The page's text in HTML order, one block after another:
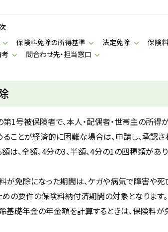
保険料免除の所得基準 法定免除 保険料
考
問合わせ先・担当窓口
1号被保険者で、本人・配偶者・世帯主の所
ことが経済的に困難な場合は、申請し、承認
は、全額、4分の3、半額、4分の1の四種類が
料が免除になった期間は、ケガや病気で障害や
の要件の保険料納付済期間の対象となります。
基礎年金の年金額を計算するときは、保険料